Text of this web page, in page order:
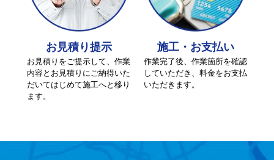
お見積り提示
お見積りをご提示して、作業
内容とお見積りにご納得いた
だいてはじめて施工へと移り
ます。
施工・お支払い
作業完了後、作業箇所を確認
していただき、料金をお支払
いただきます。